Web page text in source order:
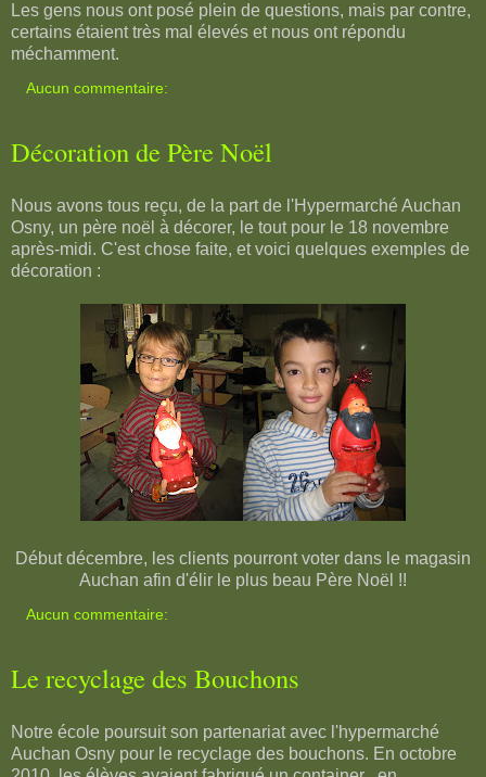
Les gens nous ont posé plein de questions, mais par contre,
certains étaient très mal élevés et nous ont répondu
méchamment.
Aucun commentaire:
Décoration de Père Noël
Nous avons tous reçu, de la part de l'Hypermarché Auchan
Osny, un père noël à décorer, le tout pour le 18 novembre
après-midi. C'est chose faite, et voici quelques exemples de
décoration :
Début décembre, les clients pourront voter dans le magasin
Auchan afin d'élir le plus beau Père Noël !!
Aucun commentaire:
Le recyclage des Bouchons
Notre école poursuit son partenariat avec l'hypermarché
Auchan Osny pour le recyclage des bouchons. En octobre